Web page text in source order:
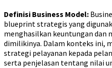
Definisi Business Model:
blueprint strategis yang
menghasilkan keuntungan dan
dimilikinya. Dalam konteks ini,
strategi pelayanan kepada
serta penjelasan tentang nilai